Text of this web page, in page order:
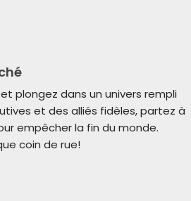
plongez dans un univers rempli
et des alliés fidèles, partez à
empêcher la fin du monde.
coin de rue!